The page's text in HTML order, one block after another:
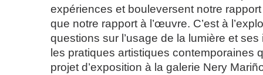
expériences et bouleversent notre
que notre rapport à l’œuvre. C’est à
questions sur l’usage de la lumière et
les pratiques artistiques contemporaines
projet d’exposition à la galerie Nery